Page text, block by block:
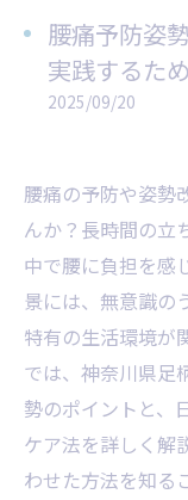
腰痛予防姿
実践するた
2025/09/20
腰痛の予防や姿勢
んか？長時間の立
中で腰に負担を感
景には、無意識の
特有の生活環境が
では、神奈川県足
勢のポイントと、
ケア法を詳しく解
わせた方法を知る